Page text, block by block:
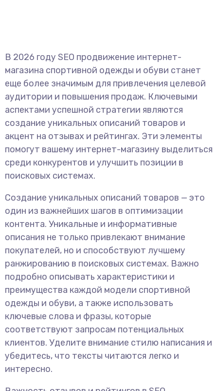
В 2026 году SEO продвижение интернет-
магазина спортивной одежды и обуви станет
еще более значимым для привлечения целевой
аудитории и повышения продаж. Ключевыми
аспектами успешной стратегии являются
создание уникальных описаний товаров и
акцент на отзывах и рейтингах. Эти элементы
помогут вашему интернет-магазину выделиться
среди конкурентов и улучшить позиции в
поисковых системах.
Создание уникальных описаний товаров — это
один из важнейших шагов в оптимизации
контента. Уникальные и информативные
описания не только привлекают внимание
покупателей, но и способствуют лучшему
ранжированию в поисковых системах. Важно
подробно описывать характеристики и
преимущества каждой модели спортивной
одежды и обуви, а также использовать
ключевые слова и фразы, которые
соответствуют запросам потенциальных
клиентов. Уделите внимание стилю написания и
убедитесь, что тексты читаются легко и
интересно.